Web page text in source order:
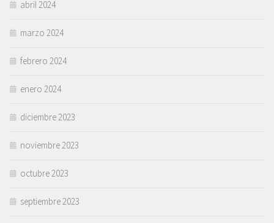
abril 2024
marzo 2024
febrero 2024
enero 2024
diciembre 2023
noviembre 2023
octubre 2023
septiembre 2023